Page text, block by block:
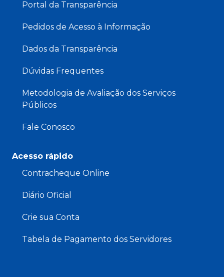
Portal da Transparência
Pedidos de Acesso à Informação
Dados da Transparência
Dúvidas Frequentes
Metodologia de Avaliação dos Serviços
Públicos
Fale Conosco
Acesso rápido
Contracheque Online
Diário Oficial
Crie sua Conta
Tabela de Pagamento dos Servidores